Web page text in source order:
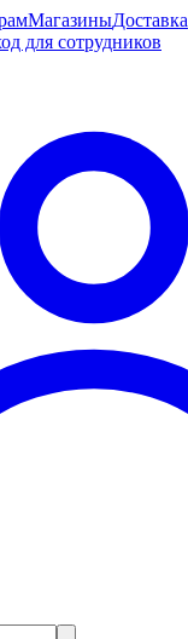
МагазиныДоставка
для сотрудников